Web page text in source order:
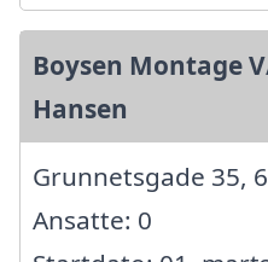
Boysen Montage
Hansen
Grunnetsgade 35,
Ansatte: 0